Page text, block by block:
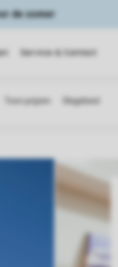
de zomer
Service & Contact